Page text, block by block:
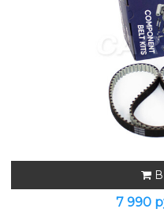
В
7 990